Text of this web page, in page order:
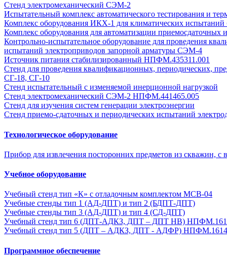
Стенд электромеханический СЭМ-2
Испытательный комплекс автоматического тестирования и
Комплекс оборудования ИКХ-1 для климатических испытаний
Комплекс оборудования для автоматизации
Контрольно-испытательное оборудование для проведения
испытаний электроприводов запорной арматуры СЭМ-4
Источник питания стабилизированный НПФМ.435311.001
Стенд для проведения квалификационных, периодических,
СГ-18, СГ-10
Стенд испытательный с изменяемой инерционной нагрузкой
Стенд электромеханический СЭМ-2 НПФМ.441465.005
Стенд для изучения систем генерации электроэнергии
Стенд приемо-сдаточных и периодических испытаний
Технологическое оборудование
Прибор для извлечения посторонних предметов из скважин, с
Учебное оборудование
Учебный стенд тип «К» с отладочным комплектом MCB-04
Учебные стенды тип 1 (АД-ДПТ) и тип 2 (БДПТ-ДПТ)
Учебные стенды тип 3 (АД-ДПТ) и тип 4 (СД-ДПТ)
Учебный стенд тип 6 (ДПТ-АДКЗ, ДПТ – ДПТ НВ)
Учебный стенд тип 5 (ДПТ – АДКЗ, ДПТ - АДФР)
Программное обеспечение